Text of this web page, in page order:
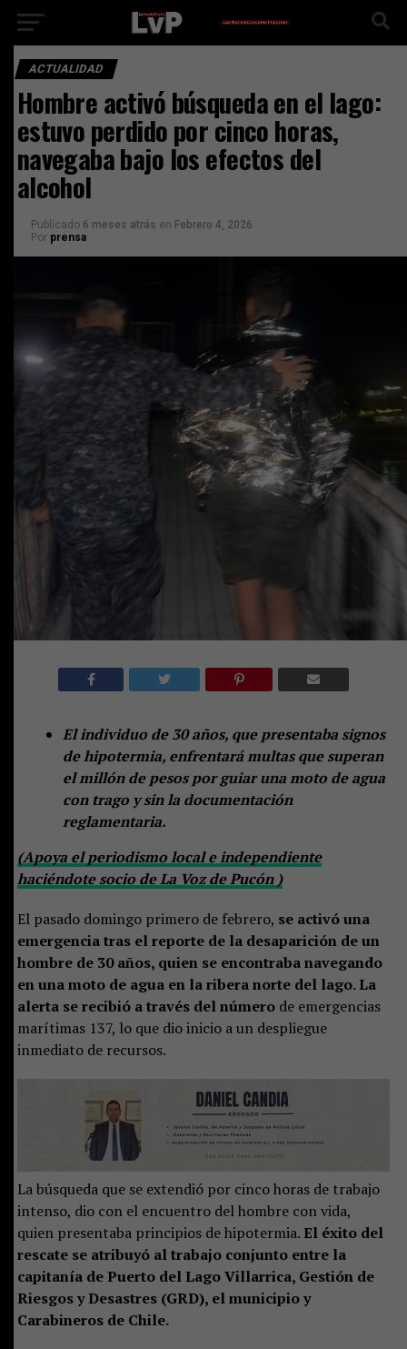
ACTUALIDAD
Hombre activó búsqueda en el lago:
estuvo perdido por cinco horas,
navegaba bajo los efectos del
alcohol
Publicado 6 meses atrás en Febrero 4, 2026
Por prensa
El individuo de 30 años, que presentaba signos
de hipotermia, enfrentará multas que superan
el millón de pesos por guiar una moto de agua
con trago y sin la documentación
reglamentaria.
(Apoya el periodismo local e independiente
haciéndote socio de La Voz de Pucón )
El pasado domingo primero de febrero, se activó una
emergencia tras el reporte de la desaparición de un
hombre de 30 años, quien se encontraba navegando
en una moto de agua en la ribera norte del lago. La
alerta se recibió a través del númerode emergencias
marítimas 137, lo que dio inicio a un despliegue
inmediato de recursos.
La búsqueda que se extendió por cinco horas de trabajo
intenso, dio con el encuentro del hombre con vida,
quien presentaba principios de hipotermia. El éxito del
rescate se atribuyó al trabajo conjunto entre la
capitanía de Puerto del Lago Villarrica, Gestión de
Riesgos y Desastres (GRD), el municipio y
Carabineros de Chile.